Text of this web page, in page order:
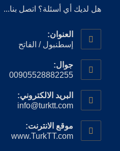
هل لديك أي أسئلة؟ اتصل بنا...
العنوان:
إسطنبول / الفاتح
جوال:
00905528882255
البريد الالكتروني:
info@turktt.com
موقع الانترنت:
www.TurkTT.com